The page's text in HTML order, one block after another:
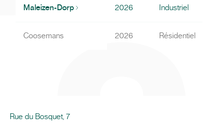
Maleizen-Dorp 2026 Industriel
Coosemans 2026 Résidentiel
Rue du Bosquet, 7